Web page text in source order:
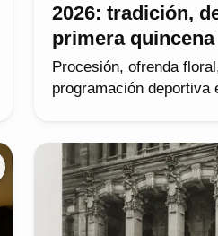
2026: tradición,
primera
Procesión, ofrenda
programación deportiva